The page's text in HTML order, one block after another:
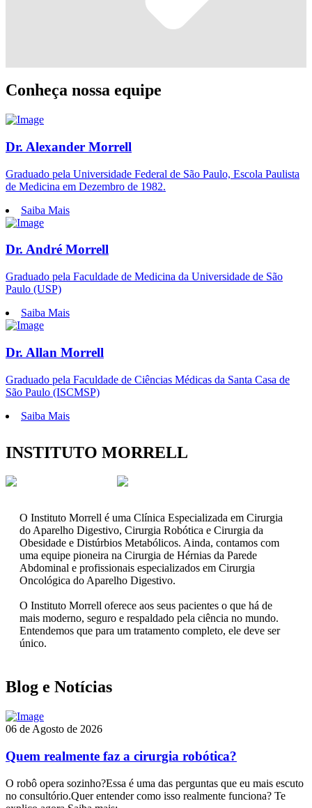
Conheça nossa equipe
Dr. Alexander Morrell
Graduado pela Universidade Federal de São Paulo, Escola Paulista
de Medicina em Dezembro de 1982.
Saiba Mais
Dr. André Morrell
Graduado pela Faculdade de Medicina da Universidade de São
Paulo (USP)
Saiba Mais
Dr. Allan Morrell
Graduado pela Faculdade de Ciências Médicas da Santa Casa de
São Paulo (ISCMSP)
Saiba Mais
INSTITUTO MORRELL
O Instituto Morrell é uma Clínica Especializada em Cirurgia
do Aparelho Digestivo, Cirurgia Robótica e Cirurgia da
Obesidade e Distúrbios Metabólicos. Ainda, contamos com
uma equipe pioneira na Cirurgia de Hérnias da Parede
Abdominal e profissionais especializados em Cirurgia
Oncológica do Aparelho Digestivo.
O Instituto Morrell oferece aos seus pacientes o que há de
mais moderno, seguro e respaldado pela ciência no mundo.
Entendemos que para um tratamento completo, ele deve ser
único.
Blog e Notícias
06 de Agosto de 2026
Quem realmente faz a cirurgia robótica?
O robô opera sozinho?Essa é uma das perguntas que eu mais escuto
no consultório.Quer entender como isso realmente funciona? Te